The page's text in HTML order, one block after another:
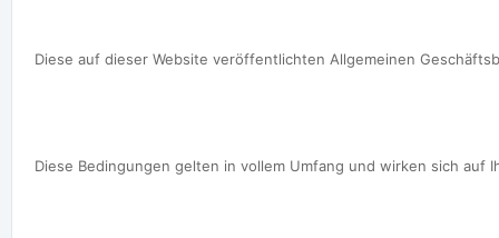
Diese auf dieser Website veröffentlichten Allgemeinen
Diese Bedingungen gelten in vollem Umfang und wirken sich